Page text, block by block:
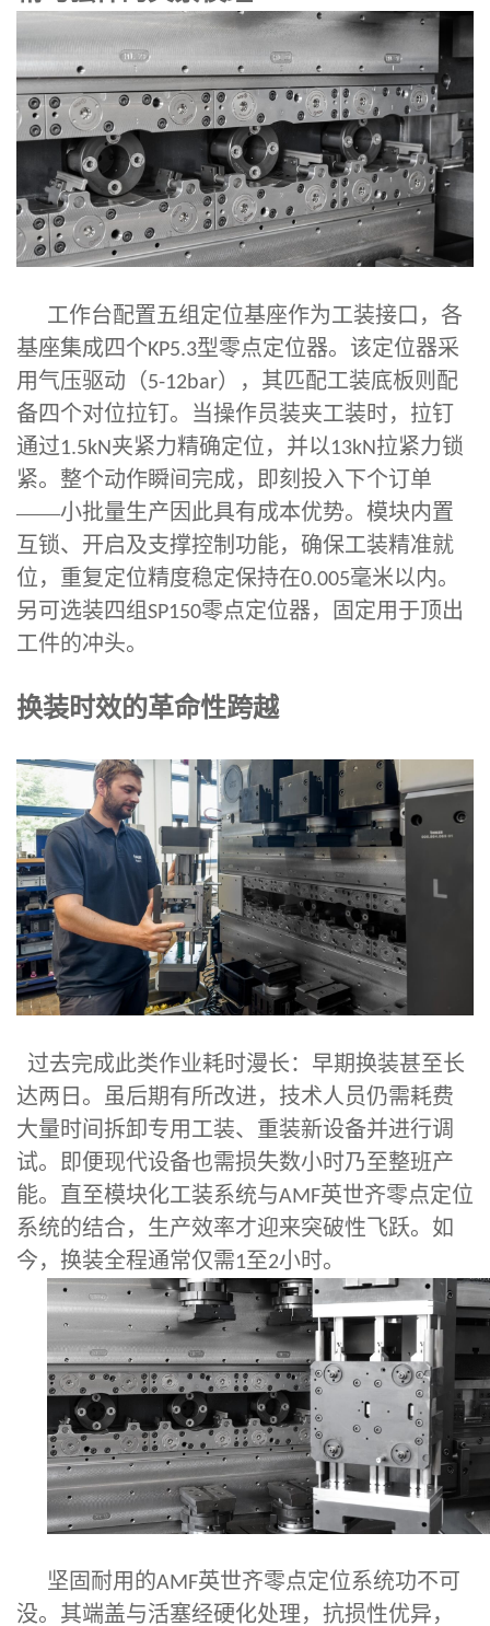
工作台配置五组定位基座作为工装接口，各
基座集成四个KP5.3型零点定位器。该定位器采
用气压驱动（5-12bar），其匹配工装底板则配
备四个对位拉钉。当操作员装夹工装时，拉钉
通过1.5kN夹紧力精确定位，并以13kN拉紧力锁
紧。整个动作瞬间完成，即刻投入下个订单
——小批量生产因此具有成本优势。模块内置
互锁、开启及支撑控制功能，确保工装精准就
位，重复定位精度稳定保持在0.005毫米以内。
另可选装四组 SP150零点定位器，固定用于顶出
工件的冲头。
换装时效的革命性跨越
过去完成此类作业耗时漫长：早期换装甚至长
达两日。虽后期有所改进，技术人员仍需耗费
大量时间拆卸专用工装、重装新设备并进行调
试。即便现代设备也需损失数小时乃至整班产
能。直至模块化工装系统与AMF英世齐零点定位
系统的结合，生产效率才迎来突破性飞跃。如
今，换装全程通常仅需1至2小时。
坚固耐用的AMF英世齐零点定位系统功不可
没。其端盖与活塞经硬化处理，抗损性优异，